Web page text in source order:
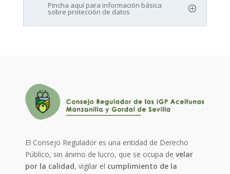
Pincha aquí para información básica
sobre protección de datos
El Consejo Regulador es una entidad de Derecho
Público, sin ánimo de lucro, que se ocupa develar
por la calidad, vigilar el cumplimiento de la